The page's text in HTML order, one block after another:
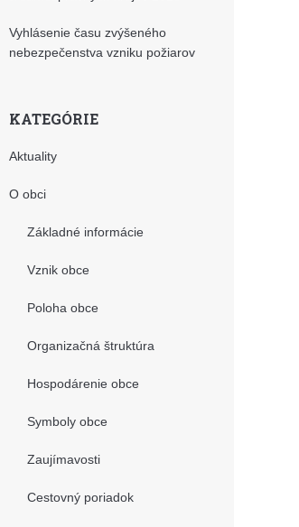
Vyhlásenie času zvýšeného
nebezpečenstva vzniku požiarov
KATEGÓRIE
Aktuality
O obci
Základné informácie
Vznik obce
Poloha obce
Organizačná štruktúra
Hospodárenie obce
Symboly obce
Zaujímavosti
Cestovný poriadok